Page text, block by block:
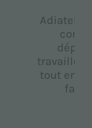
Adiatek
travailler
tout en